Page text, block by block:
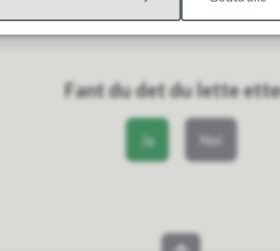
Fant du det du lette
Ja Nei